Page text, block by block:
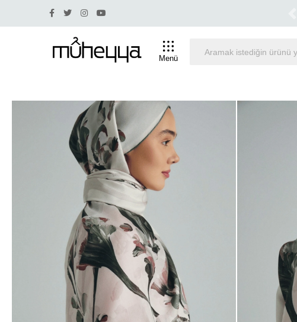
indirim olan ürünlerde iade ve değişim yapılmamaktadır.
Menü